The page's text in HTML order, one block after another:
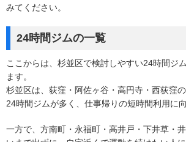
みてください。
24時間ジムの一覧
ここからは、杉並区で検討しやすい24時間ジ
ます。
杉並区は、荻窪・阿佐ヶ谷・高円寺・西荻窪
24時間ジムが多く、仕事帰りの短時間利用に
一方で、方南町・永福町・高井戸・下井草・